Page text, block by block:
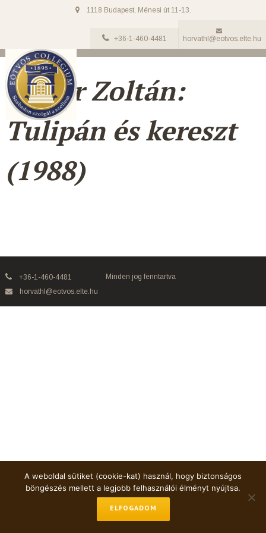
1118 Budapest, Ménesi út 11-13.
+36-1-460-4481 horvathl@eotvos.elte.hu
Móser Zoltán:
Tulipán és kereszt
(1988)
+36-1-460-4481
horvathl@eotvos.elte.hu
Minden jog fenntartva
A weboldal sütiket (cookie-kat) használ, hogy biztonságos
böngészés mellett a legjobb felhasználói élményt nyújtsa.
ELFOGADOM